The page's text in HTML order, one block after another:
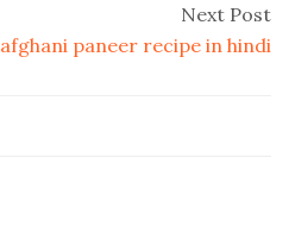
Next Post
afghani paneer recipe in hindi